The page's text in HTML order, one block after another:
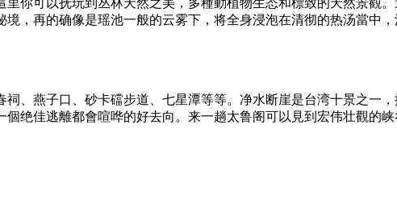
，再的确像是瑶池一般的云雾下，将全身浸泡在清彻的热汤當中
、燕子口、砂卡礑步道、七星潭等等。净水断崖是台湾十景之一
绝佳逃離都會喧哗的好去向。来一趟太鲁阁可以見到宏伟壮觀的